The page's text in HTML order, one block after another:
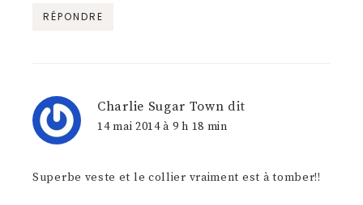
RÉPONDRE
Charlie Sugar Town dit
14 mai 2014 à 9 h 18 min
Superbe veste et le collier vraiment est à tomber!!